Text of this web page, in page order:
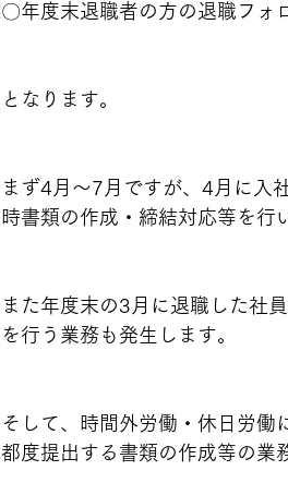
〇年度末退職者の方の退職フォ
となります。
まず4月～7月ですが、4月に入
時書類の作成・締結対応等を行
また年度末の3月に退職した社
を行う業務も発生します。
そして、時間外労働・休日労
都度提出する書類の作成等の業